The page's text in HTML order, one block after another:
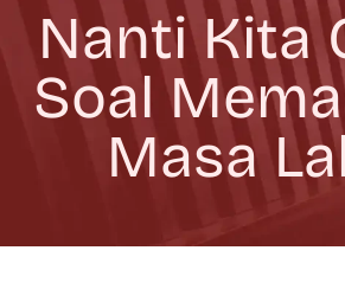
Nanti Kita
Soal
Masa